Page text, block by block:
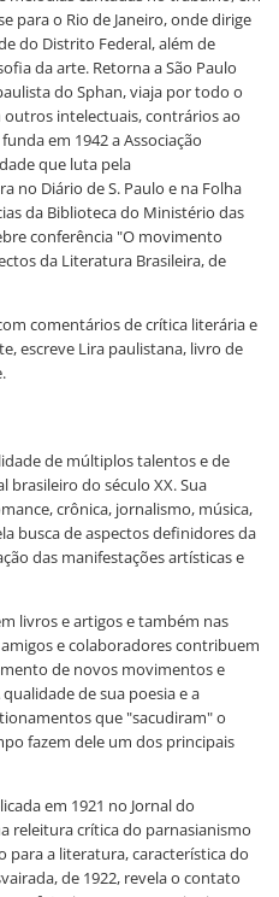
para o Rio de Janeiro, onde dirige
do Distrito Federal, além de
da arte. Retorna a São Paulo
do Sphan, viaja por todo o
outros intelectuais, contrários ao
em 1942 a Associação
que luta pela
no Diário de S. Paulo e na Folha
da Biblioteca do Ministério das
conferência "O movimento
da Literatura Brasileira, de
comentários de crítica literária e
escreve Lira paulistana, livro de
de múltiplos talentos e de
do século XX. Sua
crônica, jornalismo, música,
busca de aspectos definidores da
das manifestações artísticas e
livros e artigos e também nas
e colaboradores contribuem
de novos movimentos e
de sua poesia e a
que "sacudiram" o
fazem dele um dos principais
em 1921 no Jornal do
releitura crítica do parnasianismo
para a literatura, característica do
de 1922, revela o contato